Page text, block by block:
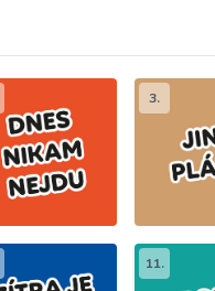
3.
11.